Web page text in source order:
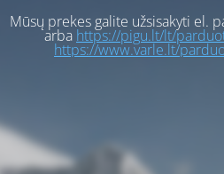
Mūsų prekes galite užsisakyti el.
arba https://pigu.lt/lt/
https://www.varle.lt/